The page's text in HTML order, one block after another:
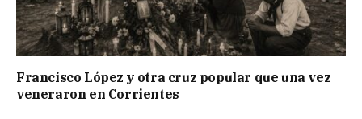
Francisco López y otra cruz popular que una vez
veneraron en Corrientes